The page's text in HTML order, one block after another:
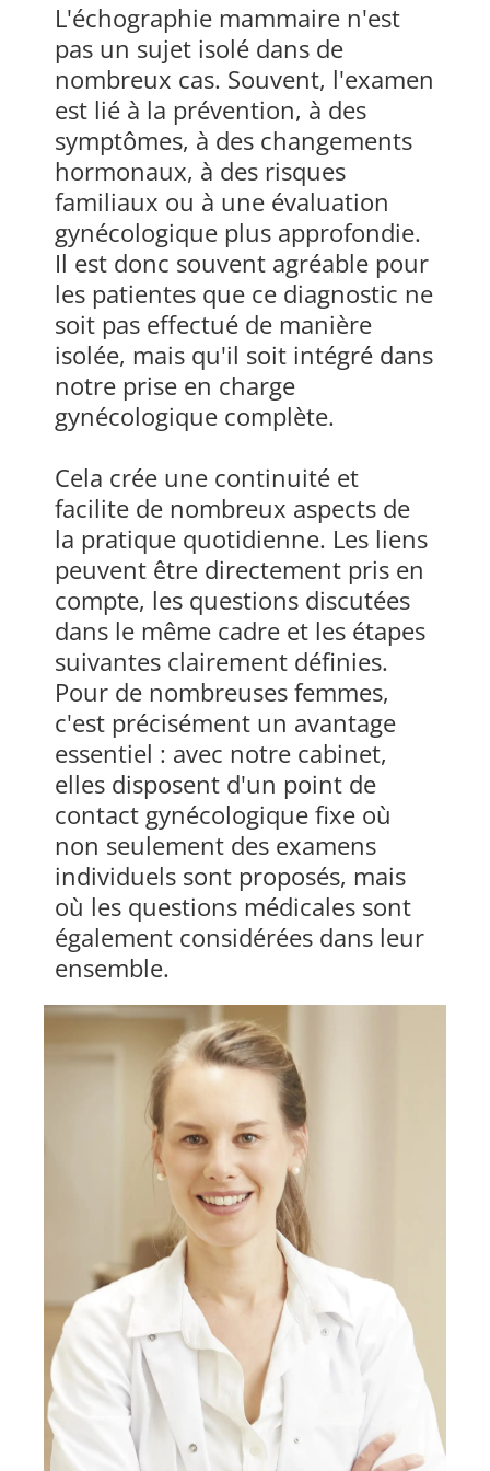
L'échographie mammaire n'est
pas un sujet isolé dans de
nombreux cas. Souvent, l'examen
est lié à la prévention, à des
symptômes, à des changements
hormonaux, à des risques
familiaux ou à une évaluation
gynécologique plus approfondie.
Il est donc souvent agréable pour
les patientes que ce diagnostic ne
soit pas effectué de manière
isolée, mais qu'il soit intégré dans
notre prise en charge
gynécologique complète.
Cela crée une continuité et
facilite de nombreux aspects de
la pratique quotidienne. Les liens
peuvent être directement pris en
compte, les questions discutées
dans le même cadre et les étapes
suivantes clairement définies.
Pour de nombreuses femmes,
c'est précisément un avantage
essentiel : avec notre cabinet,
elles disposent d'un point de
contact gynécologique fixe où
non seulement des examens
individuels sont proposés, mais
où les questions médicales sont
également considérées dans leur
ensemble.